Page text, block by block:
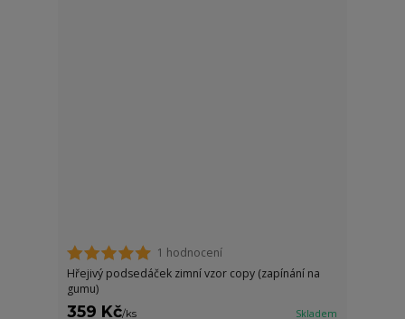
1 hodnocení
Hřejivý podsedáček zimní vzor copy (zapínání na
gumu)
359 Kč/ks Skladem